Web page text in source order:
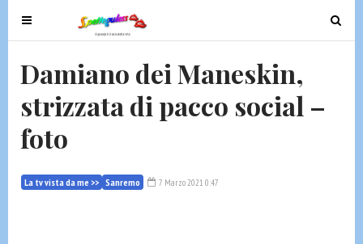
T
o
e
n
v
i
T
o
Damiano dei Maneskin,
strizzata di pacco social –
foto
La tv vista da me >> Sanremo 7 Marzo 2021 0:47